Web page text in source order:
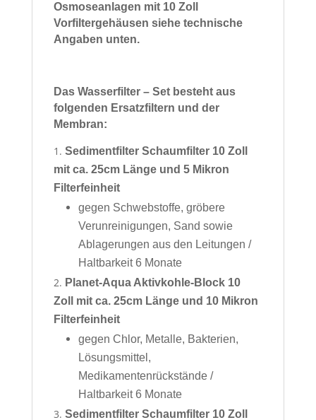
Osmoseanlagen mit 10 Zoll
Vorfiltergehäusen siehe technische
Angaben unten.
Das Wasserfilter – Set besteht aus
folgenden Ersatzfiltern und der
Membran:
Sedimentfilter Schaumfilter 10 Zoll
mit ca. 25cm Länge und 5 Mikron
Filterfeinheit
gegen Schwebstoffe, gröbere
Verunreinigungen, Sand sowie
Ablagerungen aus den Leitungen /
Haltbarkeit 6 Monate
Planet-Aqua Aktivkohle-Block 10
Zoll mit ca. 25cm Länge und 10 Mikron
Filterfeinheit
gegen Chlor, Metalle, Bakterien,
Lösungsmittel,
Medikamentenrückstände /
Haltbarkeit 6 Monate
Sedimentfilter Schaumfilter 10 Zoll